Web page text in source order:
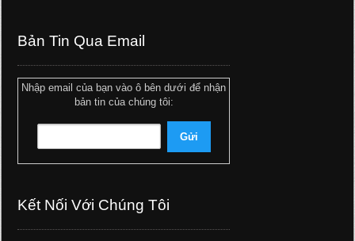
Bản Tin Qua Email
Nhập email của bạn vào ô bên dưới để nhận
bản tin của chúng tôi:
Kết Nối Với Chúng Tôi